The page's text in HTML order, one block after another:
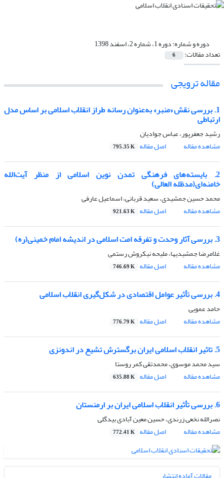
دوره و شماره:دوره 1، شماره 2، اسفند 1398
تعداد مقالات: 6
مقاله ترویجی
1. بررسی نقش «منبر» به‌عنوان رسانه طراز انقلاب اسلامی بر اساس مدل
ارتباطی
رشید جعفرپور، عباس جوادیان
مشاهده مقاله
اصل مقاله 795.35 K
2. بایسته‌های فرهنگی تمدن نوین اسلامی از منظر آیت‌الله
خامنه‌ای(مدظله العالی)
محمد حسین جمشیدی، سعید قربانی، اسماعیل عارفی
مشاهده مقاله
اصل مقاله 921.63 K
3. بررسی آثار وحدت و تفرقه امت اسلامی در اندیشه امام خمینی(ره)
غلامرضا جمشیدیها، ملیحه نیکروش رستمی
مشاهده مقاله
اصل مقاله 746.69 K
4. بررسی تأثیر عوامل اقتصادی در شکل‌گیری انقلاب اسلامی
حامد عمویی
مشاهده مقاله
اصل مقاله 776.79 K
5. تاثیر انقلاب اسلامی ایران برگسترش تشیع در اندونزی
سید محمد موسوی، محمدتقی کمر روستا
مشاهده مقاله
اصل مقاله 635.88 K
6. بررسی تأثیر انقلاب اسلامی ایران بر ارمنستان
نصرالله نخعی زرندی، حسین معین آبادی بیدگلی
مشاهده مقاله
اصل مقاله 772.41 K